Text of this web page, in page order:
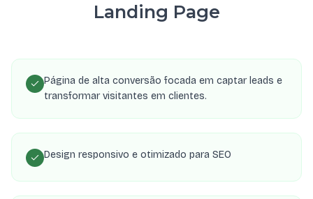
Landing Page
Página de alta conversão focada em captar leads e
transformar visitantes em clientes.
Design responsivo e otimizado para SEO